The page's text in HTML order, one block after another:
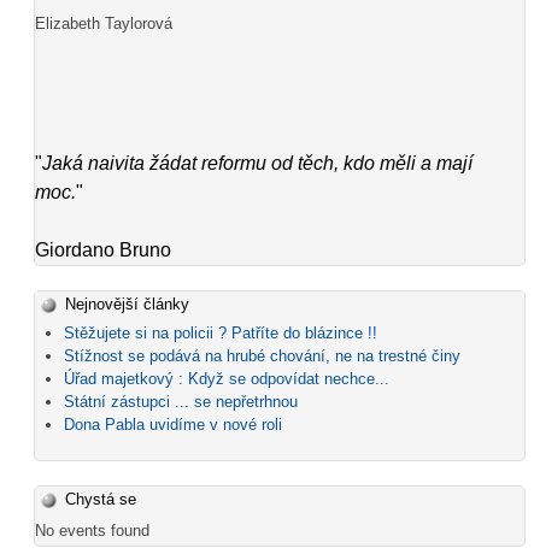
Elizabeth Taylorová
"Jaká naivita žádat reformu od těch, kdo měli a mají
moc."
Giordano Bruno
Nejnovější články
Stěžujete si na policii ? Patříte do blázince !!
Stížnost se podává na hrubé chování, ne na trestné činy
Úřad majetkový : Když se odpovídat nechce...
Státní zástupci ... se nepřetrhnou
Dona Pabla uvidíme v nové roli
Chystá se
No events found